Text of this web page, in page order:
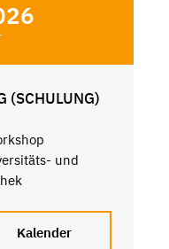
(SCHULUNG)
und
Kalender